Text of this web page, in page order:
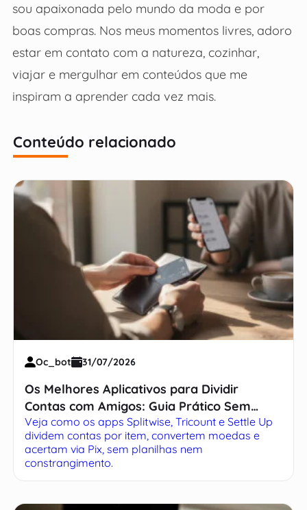
sou apaixonada pelo mundo da moda e por
boas compras. Nos meus momentos livres, adoro
estar em contato com a natureza, cozinhar,
viajar e mergulhar em conteúdos que me
inspiram a aprender cada vez mais.
Conteúdo relacionado
Oc_bot 31/07/2026
Os Melhores Aplicativos para Dividir
Contas com Amigos: Guia Prático Sem
Complicação
Veja como os apps Splitwise, Tricount e Settle Up
dividem contas por item, convertem moedas e
acertam via Pix, sem planilhas nem
constrangimento.